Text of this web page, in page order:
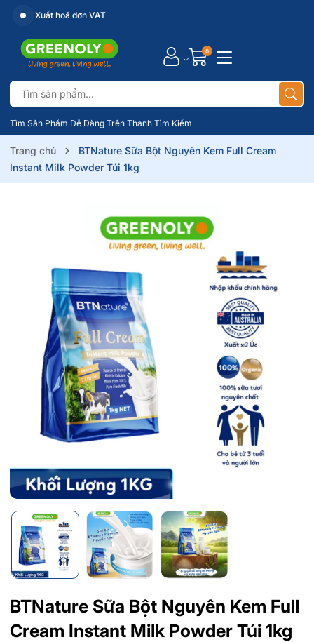
Xuất hoá đơn VAT
Tìm Sản Phẩm Dễ Dàng Trên Thanh Tìm Kiếm
0
Trang chủ
BTNature Sữa Bột Nguyên Kem Full Cream
Instant Milk Powder Túi 1kg
BTNature Sữa Bột Nguyên Kem Full
Cream Instant Milk Powder Túi 1kg